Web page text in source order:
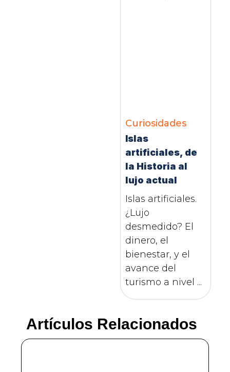
Curiosidades
Islas
artificiales, de
la Historia al
lujo actual
Islas artificiales.
¿Lujo
desmedido? El
dinero, el
bienestar, y el
avance del
turismo a nivel ...
Artículos Relacionados